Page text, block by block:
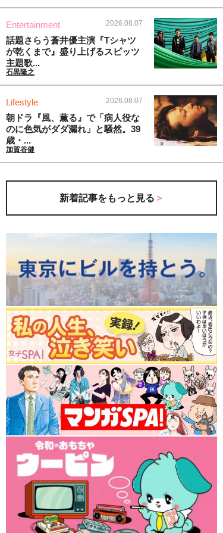
Entertainment 2026.08.07
話題さらう蒼井優主演『Tシャツ
が乾くまで』盛り上げるスピッツ
主題歌...
石黒隆之
Lifestyle 2026.08.07
朝ドラ『風、薫る』で「病人役な
のに色気がダダ漏れ」と騒然。39
歳・...
加賀谷健
新着記事をもっと見る